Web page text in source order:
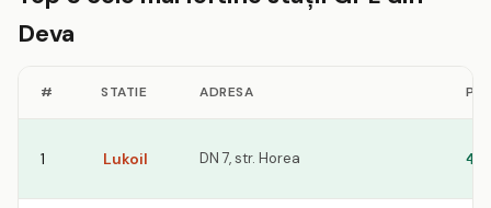
Deva
# STATIE ADRESA
1 Lukoil DN 7, str. Horea